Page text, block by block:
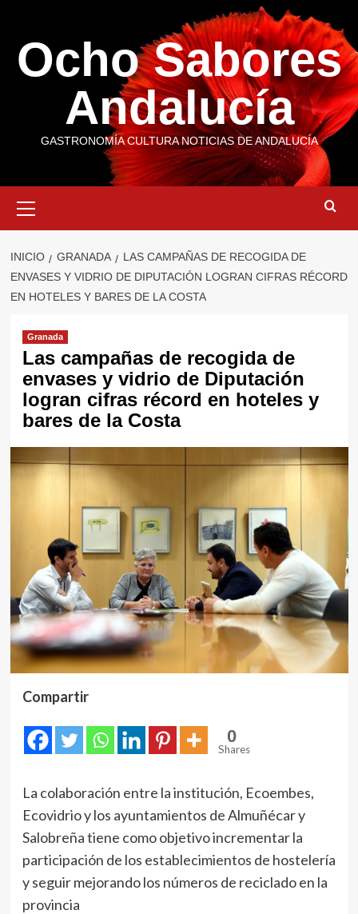
contenido
Ocho Sabores
Andalucía
GASTRONOMÍA CULTURA NOTICIAS DE ANDALUCÍA
primario
INICIO GRANADA
LAS CAMPAÑAS DE RECOGIDA DE
ENVASES Y VIDRIO DE DIPUTACIÓN LOGRAN CIFRAS RÉCORD
EN HOTELES Y BARES DE LA COSTA
Granada
Las campañas de recogida de
envases y vidrio de Diputación
logran cifras récord en hoteles y
bares de la Costa
Compartir
0
Shares
La colaboración entre la institución, Ecoembes,
Ecovidrio y los ayuntamientos de Almuñécar y
Salobreña tiene como objetivo incrementar la
participación de los establecimientos de hostelería
y seguir mejorando los números de reciclado en la
provincia